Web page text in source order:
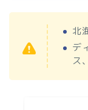
北
デ
ス